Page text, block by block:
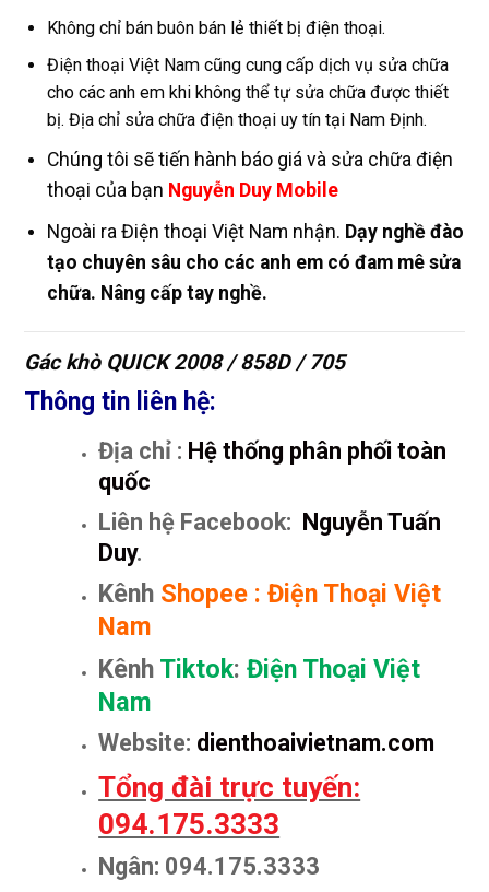
Không chỉ bán buôn bán lẻ thiết bị điện thoại.
Điện thoại Việt Nam cũng cung cấp dịch vụ sửa chữa
cho các anh em khi không thể tự sửa chữa được thiết
bị. Địa chỉ sửa chữa điện thoại uy tín tại Nam Định.
Chúng tôi sẽ tiến hành báo giá và sửa chữa điện
thoại của bạn Nguyễn Duy Mobile
Ngoài ra Điện thoại Việt Nam nhận. Dạy nghề đào
tạo chuyên sâu cho các anh em có đam mê sửa
chữa. Nâng cấp tay nghề.
Gác khò QUICK 2008 / 858D / 705
Thông tin liên hệ:
Địa chỉ : Hệ thống phân phối toàn
quốc
Liên hệ Facebook: Nguyễn Tuấn
Duy.
Kênh Shopee :Điện Thoại Việt
Nam
Kênh Tiktok:Điện Thoại Việt
Nam
Website: dienthoaivietnam.com
Tổng đài trực tuyến:
094.175.3333
Ngân: 094.175.3333